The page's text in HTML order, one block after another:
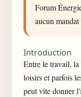
Forum
aucun
Introduction
Entre le travail, la
loisirs et parfois
peut vite donner